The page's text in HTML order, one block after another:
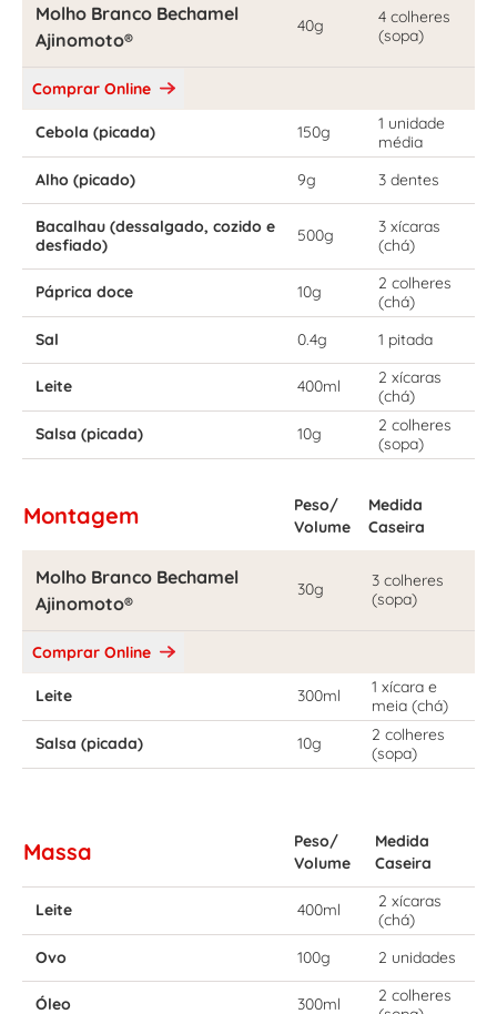
Molho Branco Bechamel
Ajinomoto®
40g
4 colheres
(sopa)
Comprar Online
Cebola (picada) 150g
1 unidade
média
Alho (picado)
9g 3 dentes
Bacalhau (dessalgado, cozido e
desfiado)
500g
3 xícaras
(chá)
Páprica doce 10g
2 colheres
(chá)
Sal
0.4g 1 pitada
Leite 400ml
2 xícaras
(chá)
Salsa (picada)
10g
2 colheres
(sopa)
Montagem
Peso/
Volume
Medida
Caseira
Molho Branco Bechamel
Ajinomoto®
30g
3 colheres
(sopa)
Comprar Online
Leite 300ml
1 xícara e
meia (chá)
Salsa (picada)
10g
2 colheres
(sopa)
Massa
Peso/
Volume
Medida
Caseira
Leite 400ml
2 xícaras
(chá)
Ovo
100g 2 unidades
Óleo 300ml
2 colheres